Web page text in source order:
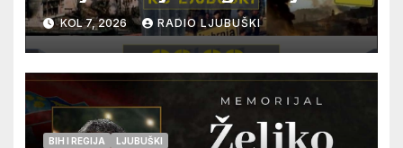
pogibije generala Blaža
Kraljevića i osmorice
pripadnika HOS-a
KOL 7, 2026 RADIO LJUBUŠKI
BIH I REGIJA LJUBUŠKI